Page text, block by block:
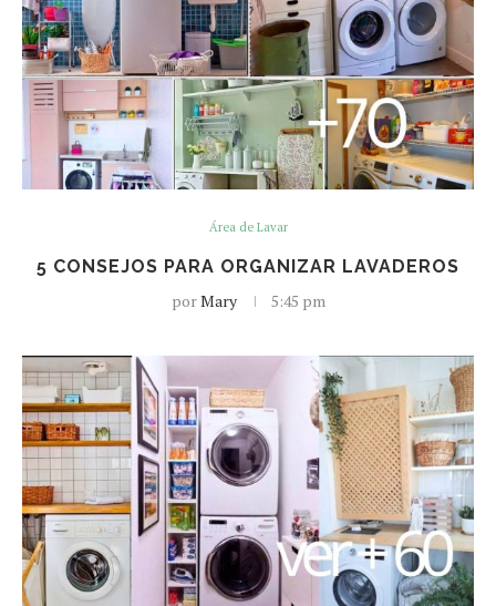
Área de Lavar
5 CONSEJOS PARA ORGANIZAR LAVADEROS
porMary 5:45 pm